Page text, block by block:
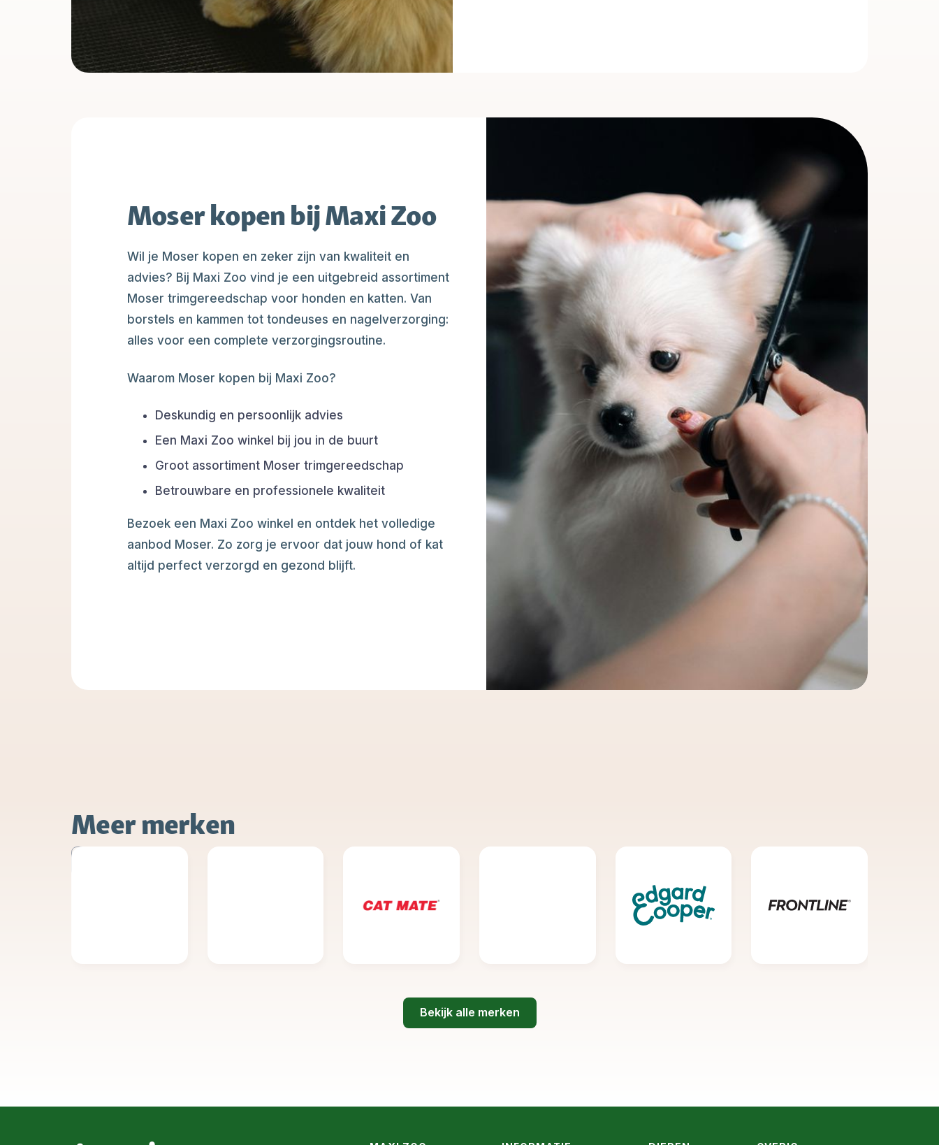
Moser kopen bij Maxi Zoo
Wil je Moser kopen en zeker zijn van kwaliteit en
advies? Bij Maxi Zoo vind je een uitgebreid assortiment
Moser trimgereedschap voor honden en katten. Van
borstels en kammen tot tondeuses en nagelverzorging:
alles voor een complete verzorgingsroutine.
Waarom Moser kopen bij Maxi Zoo?
Deskundig en persoonlijk advies
Een Maxi Zoo winkel bij jou in de buurt
Groot assortiment Moser trimgereedschap
Betrouwbare en professionele kwaliteit
Bezoek een Maxi Zoo winkel en ontdek het volledige
aanbod Moser. Zo zorg je ervoor dat jouw hond of kat
altijd perfect verzorgd en gezond blijft.
Meer merken
Bekijk alle merken